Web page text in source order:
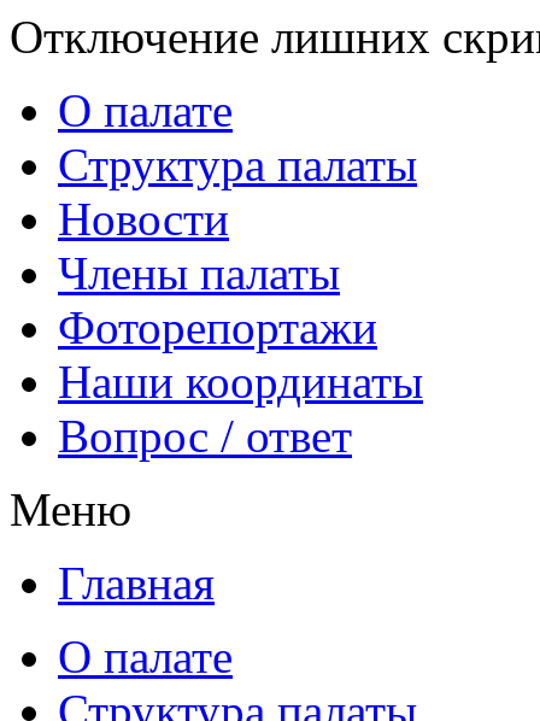
Отключение лишних
О палате
Структура палаты
Новости
Члены палаты
Фоторепортажи
Наши координаты
Вопрос / ответ
Меню
Главная
О палате